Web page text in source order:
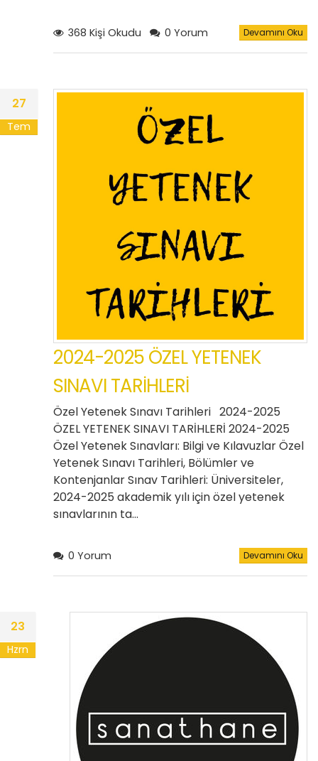
368 Kişi Okudu 0 Yorum Devamını Oku
27
Tem
2024-2025 ÖZEL YETENEK
SINAVI TARİHLERİ
Özel Yetenek Sınavı Tarihleri 2024-2025
ÖZEL YETENEK SINAVI TARİHLERİ 2024-2025
Özel Yetenek Sınavları: Bilgi ve Kılavuzlar Özel
Yetenek Sınavı Tarihleri, Bölümler ve
Kontenjanlar Sınav Tarihleri: Üniversiteler,
2024-2025 akademik yılı için özel yetenek
sınavlarının ta…
0 Yorum Devamını Oku
23
Hzrn